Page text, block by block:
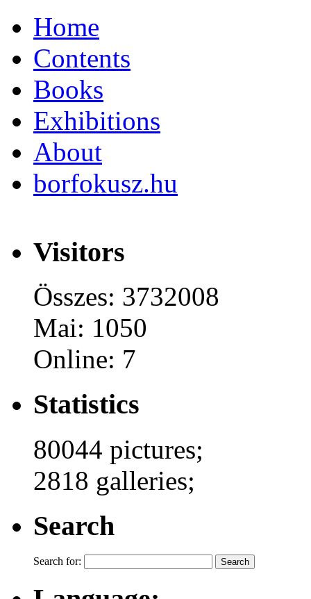
Home
Contents
Books
Exhibitions
About
borfokusz.hu
Visitors
Összes: 3732008
Mai: 1050
Online: 7
Statistics
80044 pictures;
2818 galleries;
Search
Search for: